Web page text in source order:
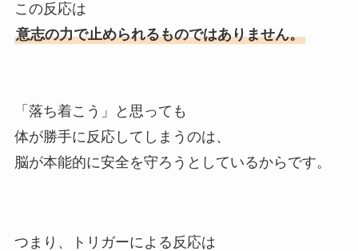
この反応は
意志の力で止められるものではありません。
「落ち着こう」と思っても
体が勝手に反応してしまうのは、
脳が本能的に安全を守ろうとしているからです。
つまり、トリガーによる反応は